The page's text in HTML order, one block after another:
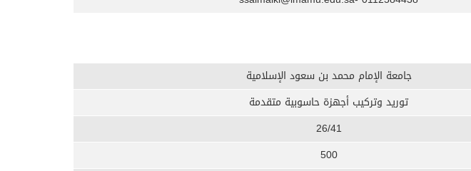
جامعة الإمام محمد بن سعود الإسلامية
توريد وتركيب أجهزة حاسوبية متقدمة
26/41
500